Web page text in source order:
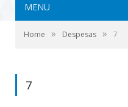
MENU
Home » Despesas » 7
7